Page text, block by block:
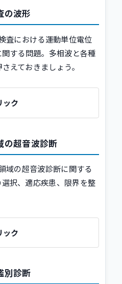
の波形
査における運動単位電位
関する問題。多相波と各種
えておきましょう。
ック
の超音波診断
域の超音波診断に関する
択、適応疾患、限界を整
ック
別診断